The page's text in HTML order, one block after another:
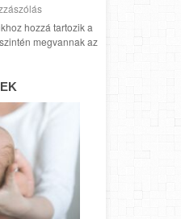
hozzá tartozik a
megvannak az